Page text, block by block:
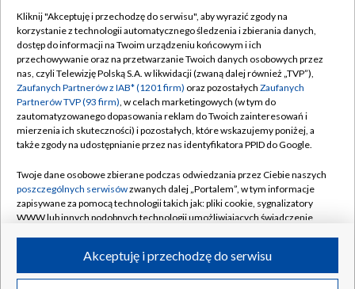
TVP
Abonament TVP
Sklep TVP
Biuro Reklamy
Oferta Handlowa
Emisja w TVP
Rada Programowa
Ogłoszenia przetargowe
Akademia Telewizyjna
Regulamin TVP
Polityka prywatności
Moje zgody
Biuro reklamy
Kanały
©2026 Telewizja Polska Spółka Akcyjna w likwidacji
Kliknij "Akceptuję i przechodzę do serwisu", aby wyrazić zgody na
korzystanie z technologii automatycznego śledzenia i zbierania danych,
dostęp do informacji na Twoim urządzeniu końcowym i ich
przechowywanie oraz na przetwarzanie Twoich danych osobowych przez
nas, czyli Telewizję Polską S.A. w likwidacji (zwaną dalej również „TVP”),
Zaufanych Partnerów z IAB* (1201 firm) oraz pozostałych Zaufanych
Partnerów TVP (93 firm), w celach marketingowych (w tym do
zautomatyzowanego dopasowania reklam do Twoich zainteresowań i
mierzenia ich skuteczności) i pozostałych, które wskazujemy poniżej, a
także zgody na udostępnianie przez nas identyfikatora PPID do Google.
Twoje dane osobowe zbierane podczas odwiedzania przez Ciebie naszych
poszczególnych serwisówzwanych dalej „Portalem”, w tym informacje
zapisywane za pomocą technologii takich jak: pliki cookie, sygnalizatory
WWW lub innych podobnych technologii umożliwiających świadczenie
ruchu w Internecie.Akceptuję i przechodzę do serwisu